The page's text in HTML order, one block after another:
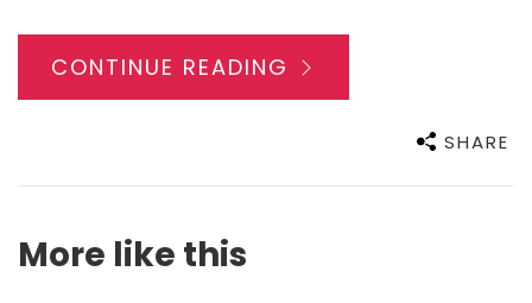
CONTINUE READING
SHARE
More like this